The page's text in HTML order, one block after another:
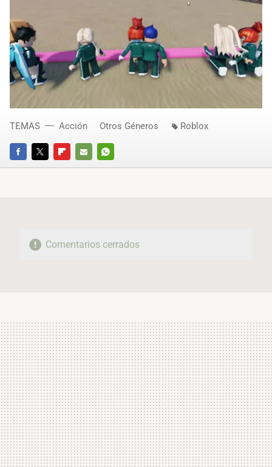
FACEBOOKTWITTERFLIPBOARD
E-
WHATSAPP
TEMAS Acción Otros Géneros Roblox
Comentarios cerrados